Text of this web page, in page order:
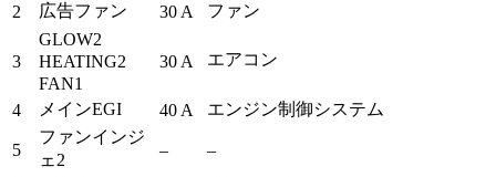
2 広告ファン 30 A ファン
3
GLOW2
HEATING2
FAN1
30 A エアコン
4 メインEGI 40 A エンジン制御システム
5
ファンインジ
ェ2
– –